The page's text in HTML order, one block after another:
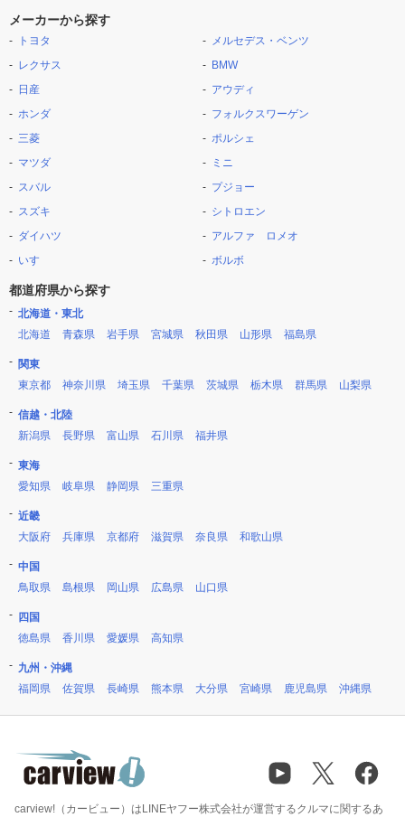
メーカーから探す
トヨタ
レクサス
日産
ホンダ
三菱
マツダ
スバル
スズキ
ダイハツ
いすゞ
メルセデス・ベンツ
BMW
アウディ
フォルクスワーゲン
ポルシェ
ミニ
プジョー
シトロエン
アルファ ロメオ
ボルボ
都道府県から探す
北海道・東北
北海道
青森県 岩手県 宮城県 秋田県 山形県 福島県
関東
東京都
神奈川県 埼玉県 千葉県 茨城県 栃木県 群馬県 山梨県
信越・北陸
新潟県
長野県 富山県 石川県 福井県
東海
愛知県
岐阜県 静岡県 三重県
近畿
大阪府
兵庫県 京都府 滋賀県 奈良県 和歌山県
中国
鳥取県
島根県 岡山県 広島県 山口県
四国
徳島県
香川県 愛媛県 高知県
九州・沖縄
福岡県
佐賀県 長崎県 熊本県 大分県 宮崎県 鹿児島県 沖縄県
carview!（カービュー）はLINEヤフー株式会社が運営するクルマに関するあ